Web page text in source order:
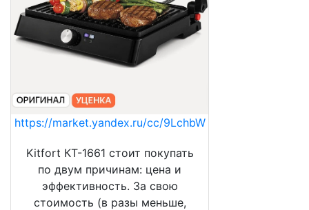
https://market.yandex.ru/cc/9LchbW
Kitfort КТ-1661 стоит покупать
по двум причинам: цена и
эффективность. За свою
стоимость (в разы меньше,